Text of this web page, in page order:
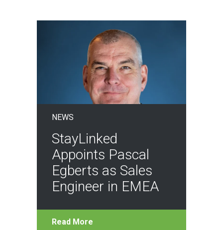
NEWS
StayLinked
Appoints Pascal
Egberts as Sales
Engineer in EMEA
Read More